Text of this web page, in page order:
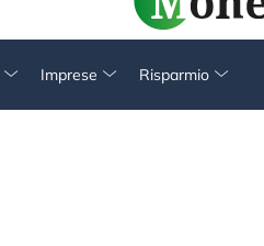
Imprese Risparmio